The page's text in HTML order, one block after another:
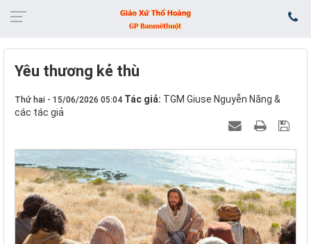
Yêu thương kẻ thù
Thứ hai - 15/06/2026 05:04 Tác giả: TGM Giuse Nguyễn Năng &
các tác giả